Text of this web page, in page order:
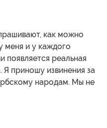
как можно
меня и у каждого
появляется реальная
Я приношу извинения за
народам. Мы не